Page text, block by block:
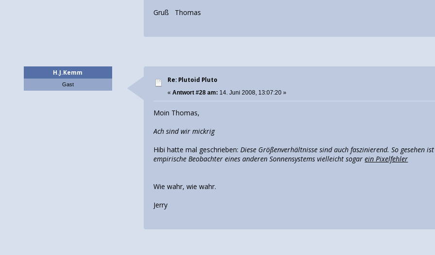
Gruß Thomas
H.J.Kemm
Gast
Re: Plutoid Pluto
«Antwort #28 am: 14. Juni 2008, 13:07:20 »
Moin Thomas,
Ach sind wir mickrig
Hibi hatte mal geschrieben:Diese Größenverhältnisse sind auch faszinierend. So gesehen
empirische Beobachter eines anderen Sonnensystems vielleicht sogarein Pixelfehler
Wie wahr, wie wahr.
Jerry